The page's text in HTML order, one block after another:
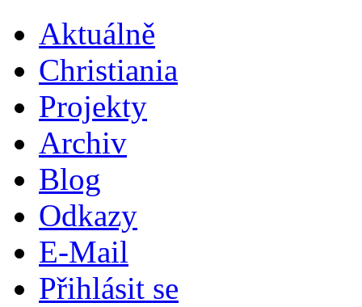
Aktuálně
Christiania
Projekty
Archiv
Blog
Odkazy
E-Mail
Přihlásit se